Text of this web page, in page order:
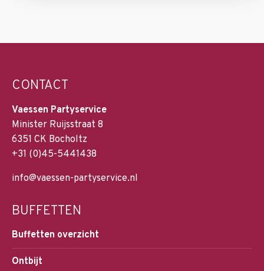
CONTACT
Vaessen Partyservice
Minister Ruijsstraat 8
6351 CK Bocholtz
+31 (0)45-5441438
info@vaessen-partyservice.nl
BUFFETTEN
Buffetten overzicht
Ontbijt